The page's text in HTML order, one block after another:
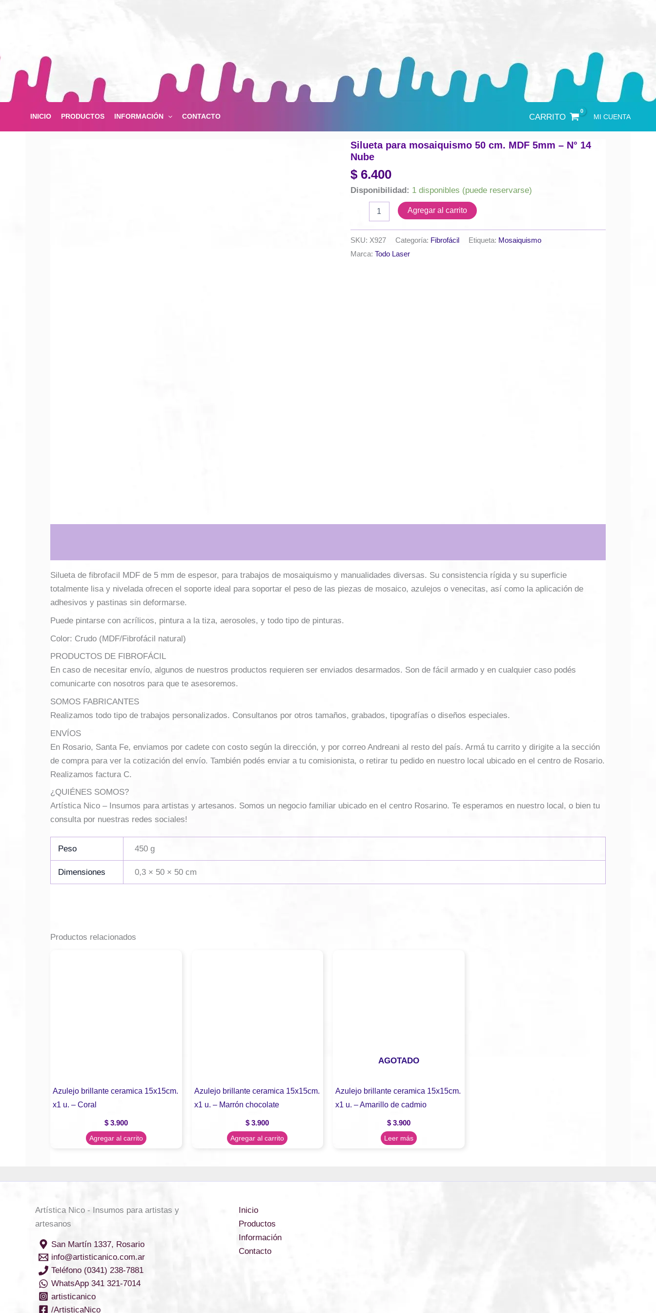
INICIO PRODUCTOS INFORMACIÓN CONTACTO CARRITO MI CUENTA
Silueta para mosaiquismo 50 cm. MDF 5mm – N° 14
Nube
$6.400
Disponibilidad: 1 disponibles (puede reservarse)
cm.
MDF
Agregar al carrito
SKU: X927 Categoría: Fibrofácil Etiqueta: Mosaiquismo
Marca: Todo Laser
Silueta de fibrofacil MDF de 5 mm de espesor, para trabajos de mosaiquismo y manualidades diversas. Su consistencia rígida y su superficie
totalmente lisa y nivelada ofrecen el soporte ideal para soportar el peso de las piezas de mosaico, azulejos o venecitas, así como la aplicación de
adhesivos y pastinas sin deformarse.
Puede pintarse con acrílicos, pintura a la tiza, aerosoles, y todo tipo de pinturas.
Color: Crudo (MDF/Fibrofácil natural)
PRODUCTOS DE FIBROFÁCIL
En caso de necesitar envío, algunos de nuestros productos requieren ser enviados desarmados. Son de fácil armado y en cualquier caso podés
comunicarte con nosotros para que te asesoremos.
SOMOS FABRICANTES
Realizamos todo tipo de trabajos personalizados. Consultanos por otros tamaños, grabados, tipografías o diseños especiales.
ENVÍOS
En Rosario, Santa Fe, enviamos por cadete con costo según la dirección, y por correo Andreani al resto del país. Armá tu carrito y dirigite a la sección
de compra para ver la cotización del envío. También podés enviar a tu comisionista, o retirar tu pedido en nuestro local ubicado en el centro de Rosario.
Realizamos factura C.
¿QUIÉNES SOMOS?
Artística Nico – Insumos para artistas y artesanos. Somos un negocio familiar ubicado en el centro Rosarino. Te esperamos en nuestro local, o bien tu
consulta por nuestras redes sociales!
Peso 450 g
Dimensiones 0,3 × 50 × 50 cm
Productos relacionados
Azulejo brillante ceramica 15x15cm.
x1 u. – Coral
$3.900
Agregar al carrito
Azulejo brillante ceramica 15x15cm.
x1 u. – Marrón chocolate
$ 3.900
Agregar al carrito
AGOTADO
Azulejo brillante ceramica 15x15cm.
x1 u. – Amarillo de cadmio
$3.900
Leer más
Artística Nico - Insumos para artistas y
artesanos
San Martín 1337, Rosario
info@artisticanico.com.ar
Teléfono (0341) 238-7881
WhatsApp 341 321-7014
artisticanico
/ArtisticaNico
Inicio
Productos
Información
Contacto